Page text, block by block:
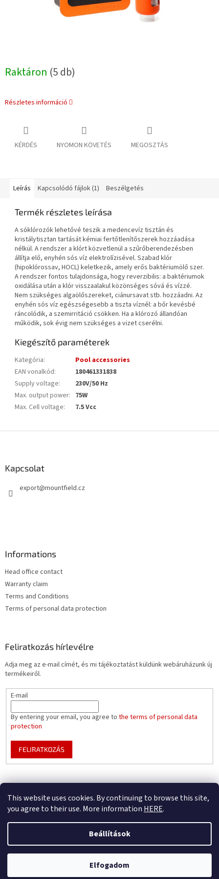
This website uses cookies. By continuing to browse this site,
you agree to their use. More information HERE.
Beállítások
Elfogadom
Csak B2B – regisztrálja cégét, hogy teljes előnyben részesüljön (az üzleti
Raktáron (5 db)
Részletes információ
KÉRDÉS NYOMON KÖVETÉS MEGOSZTÁS
Leírás Kapcsolódó fájlok (1) Beszélgetés
Termék részletes leírása
A sóklórozók lehetővé teszik a medencevíz tisztán és
kristálytisztan tartását kémiai fertőtlenítőszerek hozzáadása
nélkül. A rendszer a klórt közvetlenül a szűrőberendezésben
állítja elő, enyhén sós víz elektrolízisével. Szabad klór
(hipoklórossav, HOCL) keletkezik, amely erős baktériumölő szer.
A rendszer fontos tulajdonsága, hogy reverzibilis: a baktériumok
oxidálása után a klór visszaalakul közönséges sóvá és vízzé.
Nem szükséges algaölőszereket, ciánursavat stb. hozzáadni. Az
enyhén sós víz egészségesebb a tiszta víznél: a bőr kevésbé
ráncolódik, a szemirritáció csökken. Ha a klórozó állandóan
működik, sok évig nem szükséges a vizet cserélni.
Kiegészítő paraméterek
Kategória:
Pool accessories
EAN vonalkód:
180461331838
Supply voltage:
230V/50 Hz
Max. output power: 75W
Max. Cell voltage: 7.5 Vcc
Kapcsolat
export@mountfield.cz
Informations
Head office contact
Warranty claim
Terms and Conditions
Terms of personal data protection
Feliratkozás hírlevélre
Adja meg az e-mail címét, és mi tájékoztatást küldünk webáruházunk új
termékeiről.
E-mail
By entering your email, you agree to the terms of personal data
protection
FELIRATKOZÁS
Shoptet készítette
Mountfield. Minden jog fenntartva.